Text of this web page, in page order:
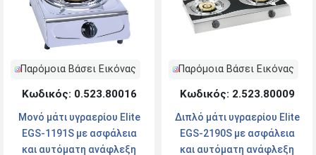
Παρόμοια Βάσει Εικόνας
Κωδικός: 0.523.80016
Μονό μάτι υγραερίου Elite
EGS-1191S με ασφάλεια
και αυτόματη ανάφλεξη
Παρόμοια Βάσει Εικόνας
Κωδικός: 2.523.80009
Διπλό μάτι υγραερίου Elite
EGS-2190S με ασφάλεια
και αυτόματη ανάφλεξη